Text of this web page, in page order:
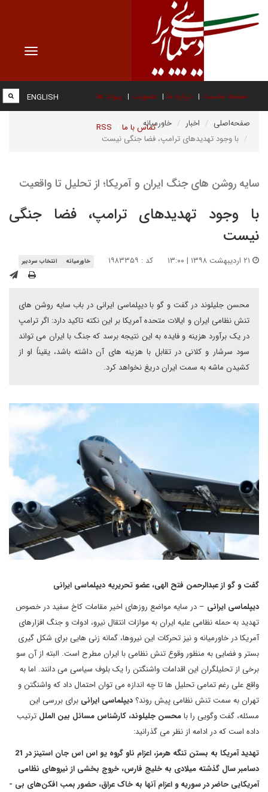
Toggle
صفحه نخست درباره ما عضویت پیوند ها
تماس با ما RSS
ENGLISH
صفحه‌اصلی اخبار
خاورمیانه
با وجود تهدیدهای ترامپ، فضا جنگی نیست
سایه روشن های جنگ ایران و آمریکا؛ از تحلیل تا واقعیت
با وجود تهدیدهای ترامپ، فضا جنگی
نیست
کد : ۱۹۸۳۳۵۹ خاورمیانه انتخاب سردبیر
محسن جلیلوند در گفت و گو با دیپلماسی ایرانی در باب سایه روشن های
تنش نظامی ایران و ایالات متحده آمریکا بر این نکته تاکید دارد: اگر ترامپ
در یک برآورد هزینه و فایده به این نتیجه برسد که جنگ با ایران می تواند
سود سرشار و کلانی در تقابل با هزینه های آن داشته باشد، یقیناً او از
کشیدن ماشه به سمت ایران دریغ نخواهد کرد.
گفت و گو از عبدالرحمن فتح الهی، عضو تحریریه دیپلماسی ایرانی
دیپلماسی ایرانی – در سایه مواضع روزهای اخیر مقامات کاخ سفید در خصوص
تهدید به حمله نظامی علیه ایران به موازات انتقال نیرو، ادوات و جنگ افزارهای
آمریکا در خاورمیانه و نیز تحرکات این نیروها، گمانه زنی هایی برای شکل گیری
بستر و فضایی به منظور وقوع تنش نظامی با ایران مطرح است. البته از آن سو
برخی از تحلیلگران این اقدامات واشنگتن را یک بلوف سیاسی می دانند. اما به
واقع علی رغم تمامی تحلیل ها تا چه اندازه می توان احتمال داد که واشنگتن و
تهران به سمت تنش نظامی پیش روند؟ دیپلماسی ایرانی برای بررسی این
مسئله، گفت وگویی را بامحسن جلیلوند، کارشناس مسائل بین الملل ترتیب
داده است که در ادامه از نظر می گذرانید:
تهدید آمریکا به بستن تنگه هرمز، اعزام ناو گروه یو اس اس جان استینز در 21
دسامبر سال گذشته میلادی به خلیج فارس، خروج بخشی از نیروهای نظامی
آمریکایی حاضر در سوریه و اعزام آنها به خاک عراق، حضور بمب افکن‌های بی -